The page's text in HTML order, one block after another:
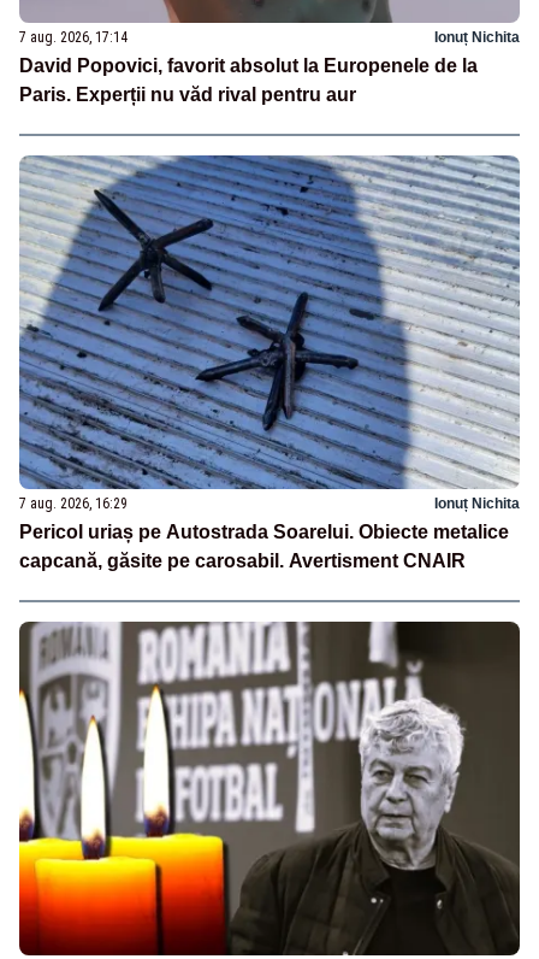
7 aug. 2026, 17:14 Ionuț Nichita
David Popovici, favorit absolut la Europenele de la
Paris. Experții nu văd rival pentru aur
7 aug. 2026, 16:29 Ionuț Nichita
Pericol uriaș pe Autostrada Soarelui. Obiecte metalice
capcană, găsite pe carosabil. Avertisment CNAIR